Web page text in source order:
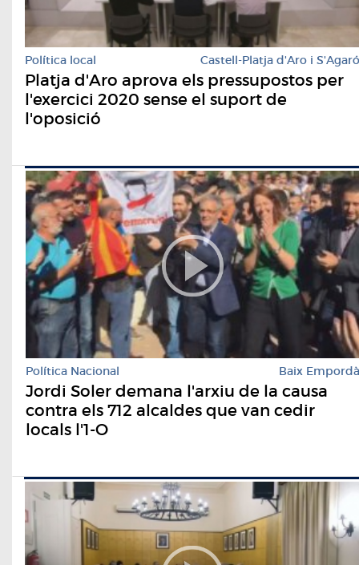
Política local Castell-Platja d'Aro i S'Agaró
Platja d'Aro aprova els pressupostos per
l'exercici 2020 sense el suport de
l'oposició
Política Nacional Baix Empordà
Jordi Soler demana l'arxiu de la causa
contra els 712 alcaldes que van cedir
locals l'1-O